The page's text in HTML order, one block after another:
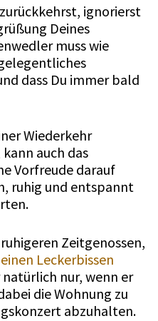
ignorierst
Deines
muss wie
dass Du immer bald
Wiederkehr
auch das
Vorfreude darauf
ruhig und entspannt
Zeitgenossen,
Leckerbissen
nur, wenn er
die Wohnung zu
abzuhalten.